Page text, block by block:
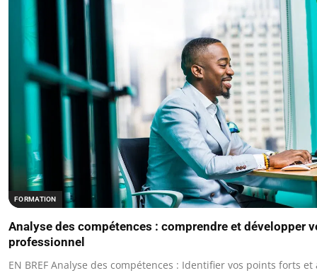
FORMATION
Analyse des compétences : comprendre et développer
professionnel
EN BREF Analyse des compétences : Identifier vos points forts et